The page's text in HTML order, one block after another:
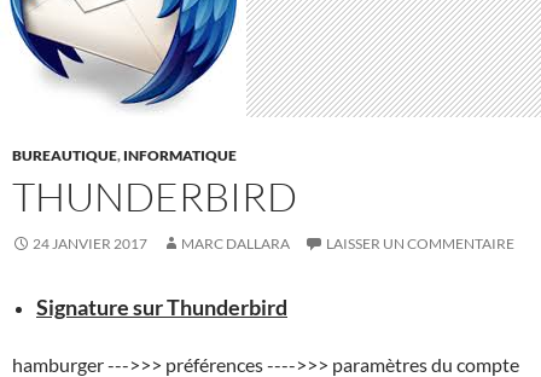
BUREAUTIQUE, INFORMATIQUE
THUNDERBIRD
24 JANVIER 2017 MARC DALLARA LAISSER UN COMMENTAIRE
Signature sur Thunderbird
hamburger --->>> préférences ---->>> paramètres du compte